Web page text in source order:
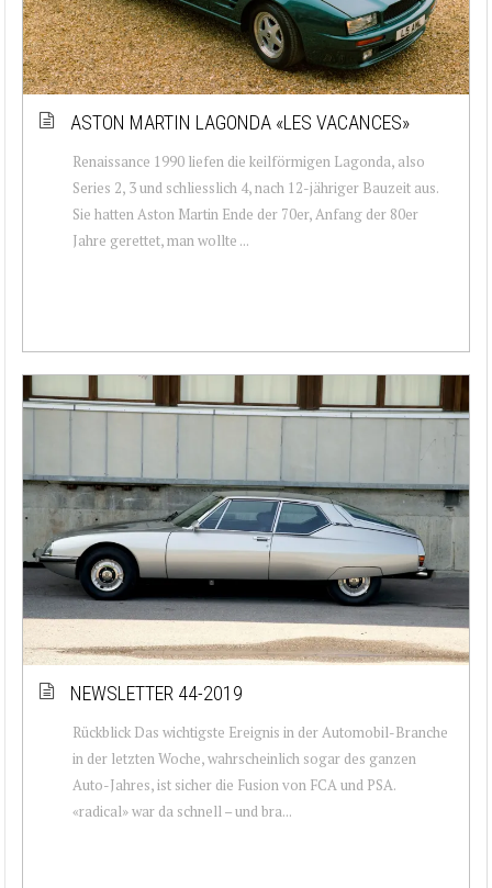
ASTON MARTIN LAGONDA «LES VACANCES»
Renaissance 1990 liefen die keilförmigen Lagonda, also
Series 2, 3 und schliesslich 4, nach 12-jähriger Bauzeit aus.
Sie hatten Aston Martin Ende der 70er, Anfang der 80er
Jahre gerettet, man wollte ...
NEWSLETTER 44-2019
Rückblick Das wichtigste Ereignis in der Automobil-Branche
in der letzten Woche, wahrscheinlich sogar des ganzen
Auto-Jahres, ist sicher die Fusion von FCA und PSA.
«radical» war da schnell – und bra...